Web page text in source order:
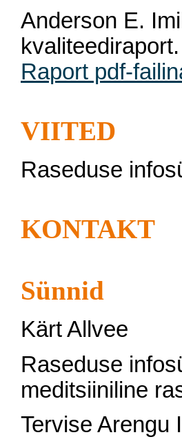
Anderson E.
Raport pdf-
VIITED
Raseduse
KONTAKT
Sünnid
Kärt Allvee
Raseduse
meditsiiniline
Tervise Arengu